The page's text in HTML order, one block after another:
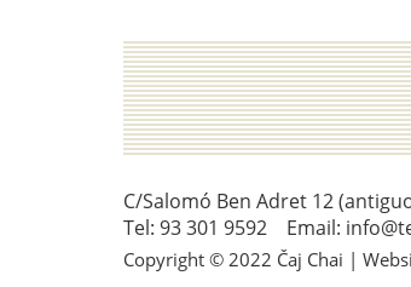
C/Salomó Ben Adret 12
Tel: 93 301 9592 Email:
Copyright © 2022 Čaj Chai |